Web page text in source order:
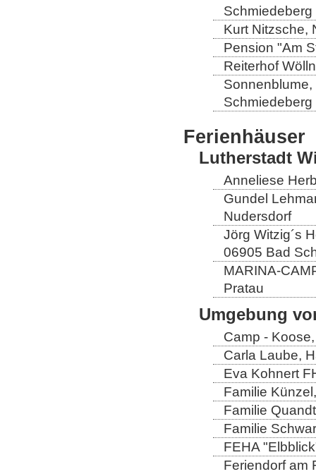
Schmiedeberg
Kurt Nitzsche,
Pension "Am
Reiterhof
Sonnenblume,
Schmiedeberg
Ferienhäuser
Lutherstadt
Anneliese
Gundel
Nudersdorf
Jörg Witzig´s
06905 Bad
MARINA-
Pratau
Umgebung
Camp -
Carla Laube,
Eva Kohnert
Familie
Familie
Familie
FEHA
Feriendorf am